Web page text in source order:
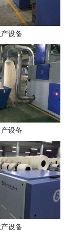
设备
设备
设备